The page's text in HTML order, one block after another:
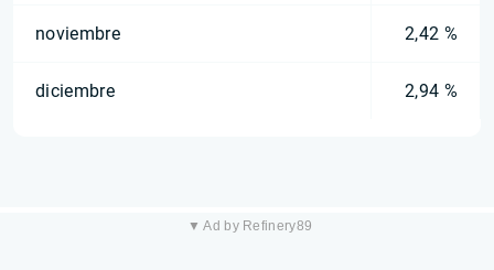
noviembre 2,42 %
diciembre 2,94 %
▼ Ad by Refinery89